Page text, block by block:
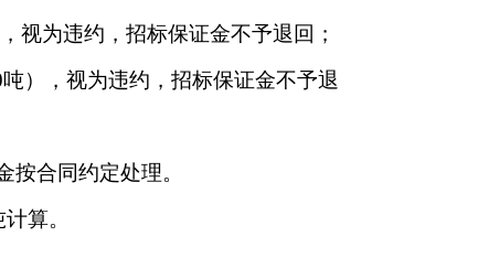
，视为违约，招标保证金不予退回；
），视为违约，招标保证金不予退
合同约定处理。
算。